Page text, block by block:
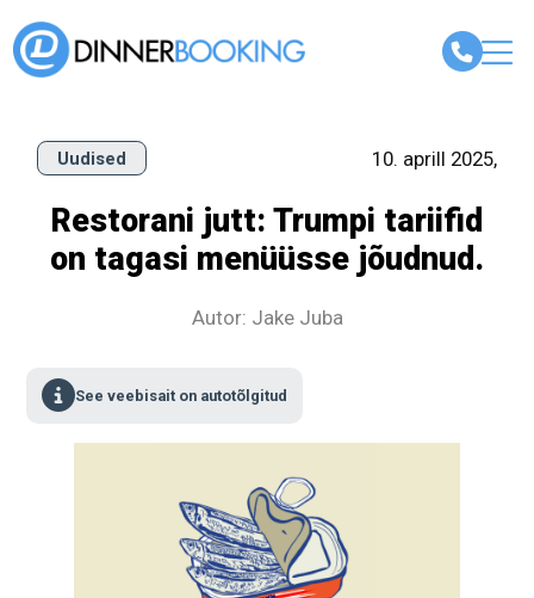
Uudised 10. aprill 2025,
Restorani jutt: Trumpi tariifid
on tagasi menüüsse jõudnud.
Autor: Jake Juba
See veebisait on autotõlgitud